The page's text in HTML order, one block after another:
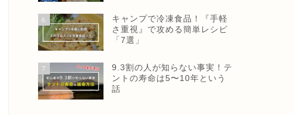
6
キャンプで冷凍食品！『手軽
さ重視』で攻める簡単レシピ
「7選」
7
9.3割の人が知らない事実！テ
ントの寿命は5〜10年という
話